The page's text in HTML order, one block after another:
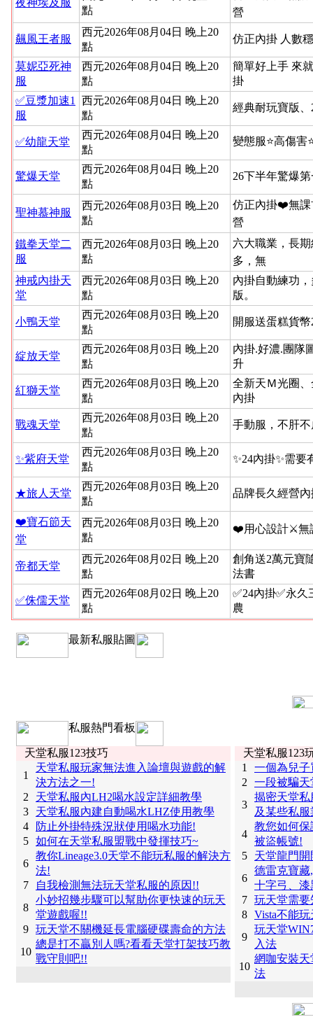
夜神埃及服
點
營
飆風王者服
西元2026年08月04日 晚上20
點
仿正內掛 人數
莫妮亞死神
服
西元2026年08月04日 晚上20
點
簡單好上手 來
掛
✅豆漿加速1
服
西元2026年08月04日 晚上20
點
經典耐玩寶版
✅幼龍天堂
西元2026年08月04日 晚上20
點
變態服⭐高傷害
驚爆天堂
西元2026年08月04日 晚上20
點
26下半年驚爆
聖神慕神服
西元2026年08月03日 晚上20
點
仿正內掛❤️無
營
鐵拳天堂二
服
西元2026年08月03日 晚上20
點
六大職業，長
多，無
神戒內掛天
堂
西元2026年08月03日 晚上20
點
內掛自動練功
版。
小鴨天堂
西元2026年08月03日 晚上20
點
開服送蛋糕貨
綻放天堂
西元2026年08月03日 晚上20
點
內掛.好濃.團隊
升
紅獅天堂
西元2026年08月03日 晚上20
點
全新天Ｍ光圈
內掛
戰魂天堂
西元2026年08月03日 晚上20
點
手動服，不肝
✨紫府天堂
西元2026年08月03日 晚上20
點
✨24內掛✨需要
★旅人天堂
西元2026年08月03日 晚上20
點
品牌長久經營
❤️寶石節天
堂
西元2026年08月03日 晚上20
點
❤️用心設計⚔無
帝都天堂
西元2026年08月02日 晚上20
點
創角送2萬元寶
法書
✅侏儒天堂
西元2026年08月02日 晚上20
點
✅24內掛✅永久
農
最新私服貼圖
私服熱門看板
天堂私服123技巧
1
天堂私服玩家無法進入論壇與遊戲的解
決方法之一!
2
天堂私服內LH2喝水設定詳細教學
3
天堂私服內建自動喝水LHZ使用教學
4
防止外掛特殊況狀使用喝水功能!
5 如何在天堂私服盟戰中發揮技巧~
6
教你Lineage3.0天堂不能玩私服的解決方
法!
7
自我檢測無法玩天堂私服的原因!!
8
小妙招幾步驟可以幫助你更快速的玩天
堂遊戲喔!!
9 玩天堂不關機延長電腦硬碟壽命的方法
10
總是打不贏別人嗎?看看天堂打架技巧教
戰守則吧!!
天堂私服123
1
一個為兒
2
一段被騙
3
揭密天堂
及某些私
4
教您如何
被盜帳號!
5
天堂龍門
6
德雷克寶
十字弓、
7 玩天堂需
8 Vista不能
9
玩天堂
入法
10
網咖安裝
法